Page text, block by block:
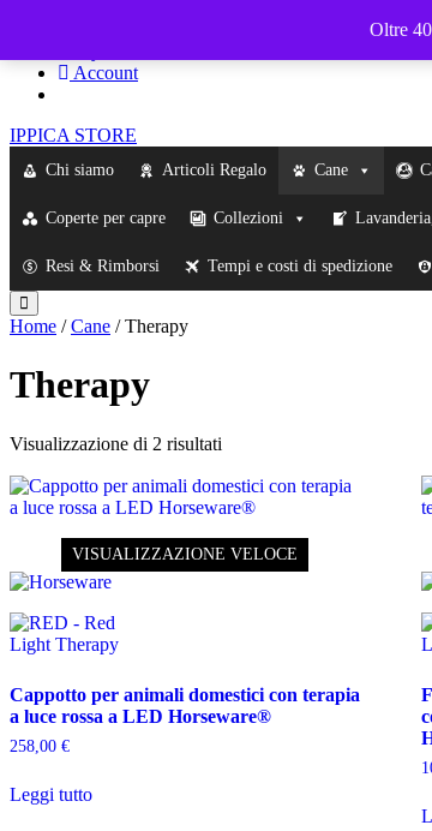
Account
IPPICA STORE
Chi siamo Articoli Regalo Cane
Coperte per capre Collezioni
Resi & Rimborsi Tempi e costi di spedizione
Home /Cane / Therapy
Therapy
Visualizzazione di 2 risultati
VISUALIZZAZIONE VELOCE
Cappotto per animali domestici con terapia
a luce rossa a LED Horseware®
258,00 €
Leggi tutto
Oltre